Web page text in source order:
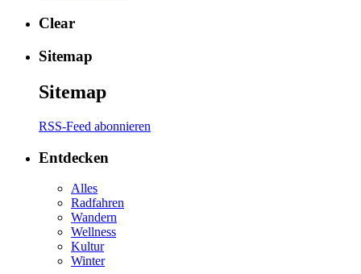
Clear
Sitemap
Sitemap
RSS-Feed abonnieren
Entdecken
Alles
Radfahren
Wandern
Wellness
Kultur
Winter